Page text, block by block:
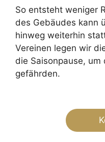
So entsteht weniger
des Gebäudes kann
hinweg weiterhin
Vereinen legen wir
die Saisonpause,
gefährden.